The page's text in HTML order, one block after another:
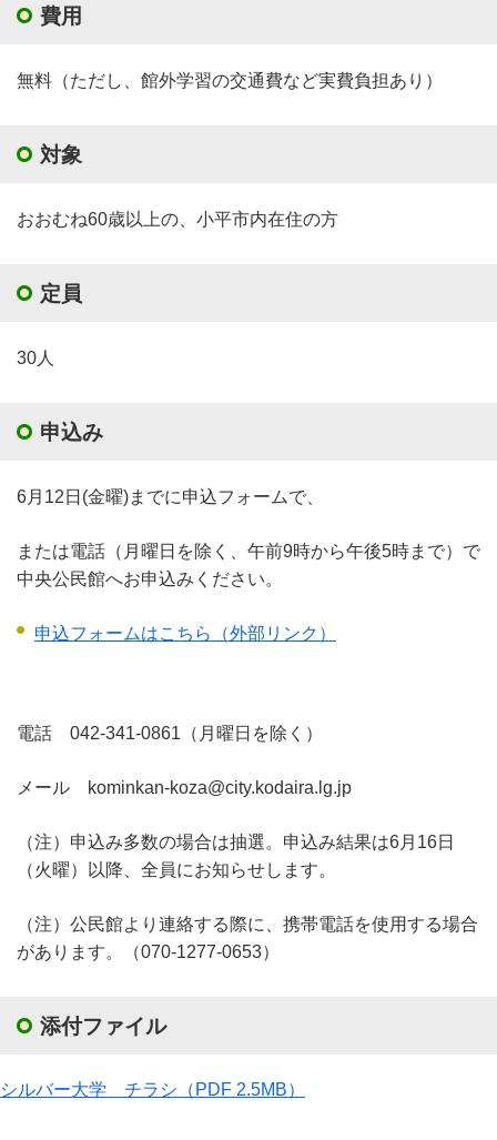
費用
無料（ただし、館外学習の交通費など実費負担あり）
対象
おおむね60歳以上の、小平市内在住の方
定員
30人
申込み
6月12日(金曜)までに申込フォームで、
または電話（月曜日を除く、午前9時から午後5時まで）で
中央公民館へお申込みください。
申込フォームはこちら（外部リンク）
電話 042-341-0861（月曜日を除く）
メール kominkan-koza@city.kodaira.lg.jp
（注）申込み多数の場合は抽選。申込み結果は6月16日
（火曜）以降、全員にお知らせします。
（注）公民館より連絡する際に、携帯電話を使用する場合
があります。（070-1277-0653）
添付ファイル
シルバー大学 チラシ （PDF 2.5MB）